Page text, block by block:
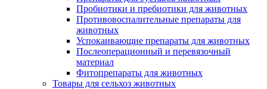
Пробиотики и пребиотики для животных
Противовоспалительные препараты для
животных
Успокаивающие препараты для животных
Послеоперационный и перевязочный
материал
Фитопрепараты для животных
Товары для сельхоз животных